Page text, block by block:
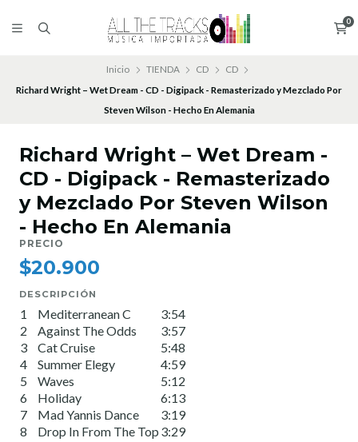
0
Inicio TIENDA CD
CD
Richard Wright – Wet Dream - CD - Digipack - Remasterizado y Mezclado Por
Steven Wilson - Hecho En Alemania
Richard Wright – Wet Dream -
CD - Digipack - Remasterizado
y Mezclado Por Steven Wilson
- Hecho En Alemania
PRECIO
$20.900
DESCRIPCIÓN
1 Mediterranean C
3:54
2
Against The Odds
3:57
3
Cat Cruise
5:48
4
Summer Elegy
4:59
5
Waves
5:12
6
Holiday
6:13
7
Mad Yannis Dance
3:19
8
Drop In From The Top 3:29